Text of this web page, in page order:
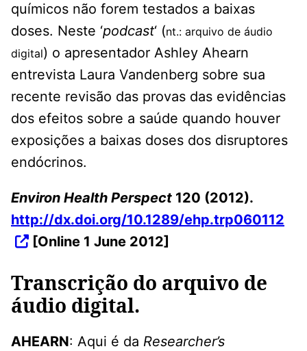
químicos não forem testados a baixas
doses. Neste ‘podcast‘ (nt.: arquivo de áudio
digital) o apresentador Ashley Ahearn
entrevista Laura Vandenberg sobre sua
recente revisão das provas das evidências
dos efeitos sobre a saúde quando houver
exposições a baixas doses dos disruptores
endócrinos.
Environ Health Perspect 120 (2012).
http://dx.doi.org/10.1289/ehp.trp060112
[Online 1 June 2012]
Transcrição do arquivo de
áudio digital.
AHEARN: Aqui é da Researcher’s